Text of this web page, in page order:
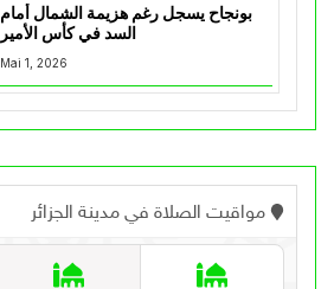
بونجاح يسجل رغم هزيمة الشمال أمام
السد في كأس الأمير
Mai 1, 2026